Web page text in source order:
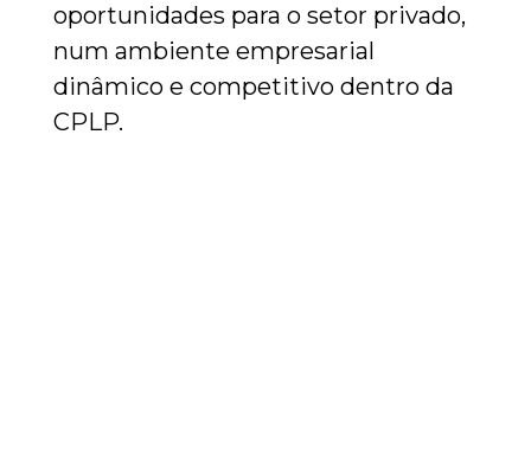
oportunidades para o setor privado,
num ambiente empresarial
dinâmico e competitivo dentro da
CPLP.